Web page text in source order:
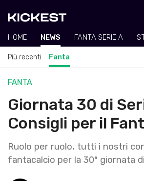
HOME NEWS FANTA SERIE A
Più recenti Fanta
FANTA
Giornata 30 di
Consigli per il
Ruolo per ruolo, tutti i nostri
fantacalcio per la 30ª giornata